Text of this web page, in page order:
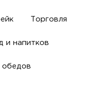
Торговля
и напитков
обедов